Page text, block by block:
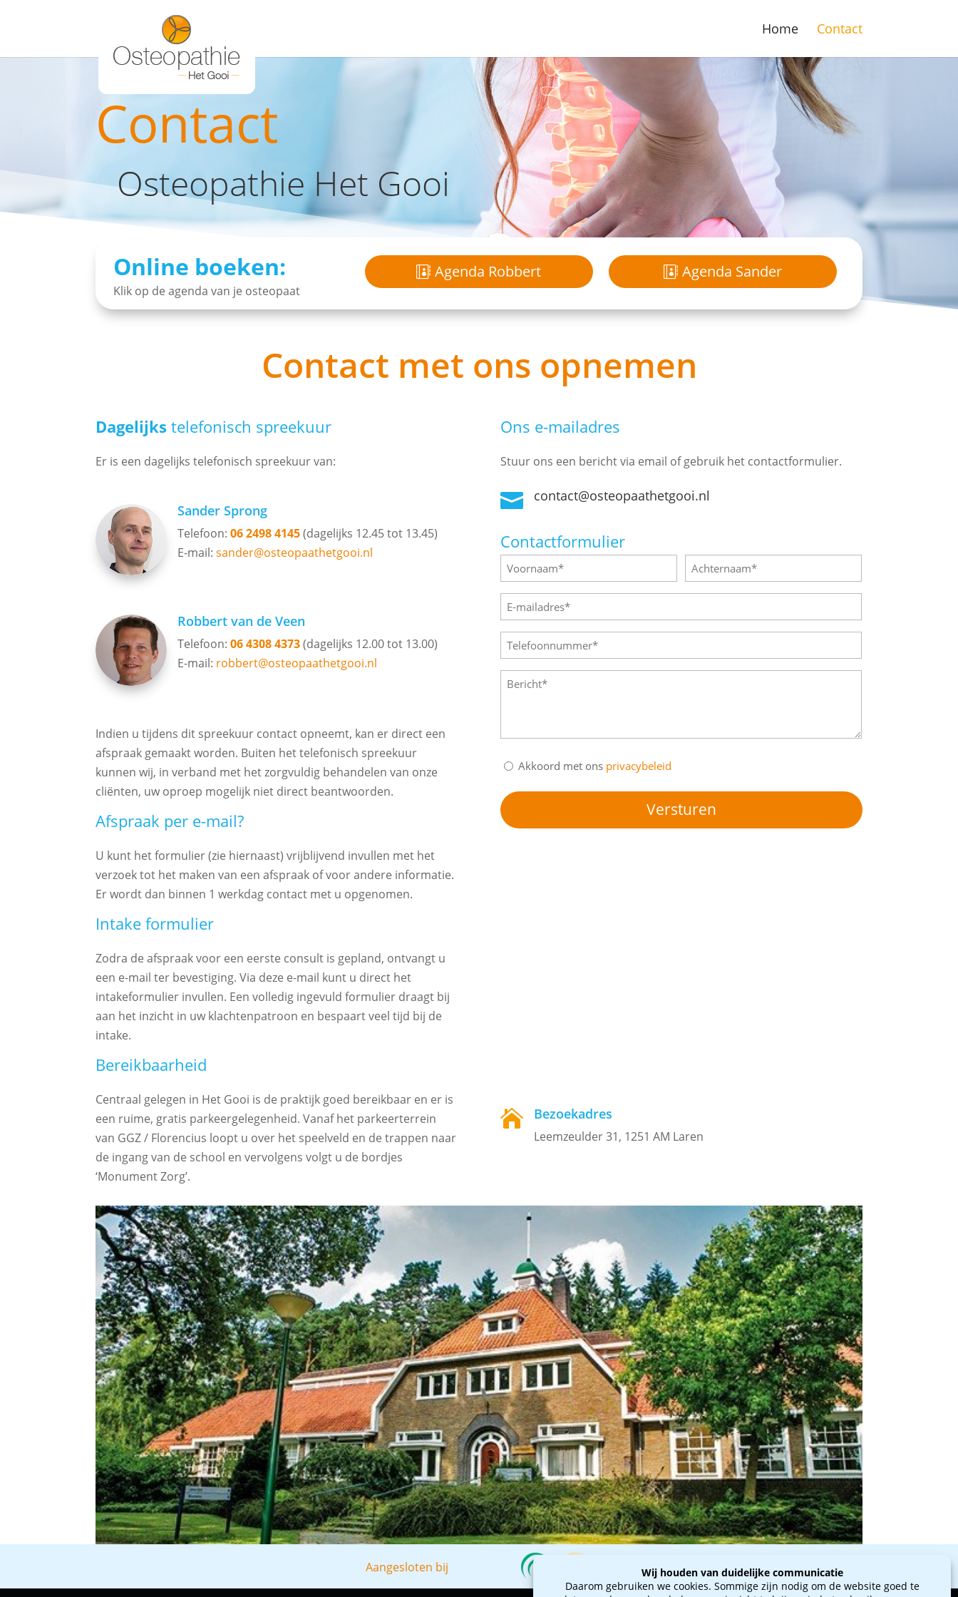
Home Contact
Contact
Osteopathie Het Gooi
Online boeken:
Klik op de agenda van je osteopaat
Agenda Robbert Agenda Sander
Contact met ons opnemen
Dagelijks telefonisch spreekuur
Er is een dagelijks telefonisch spreekuur van:
Sander Sprong
Telefoon:06 2498 4145(dagelijks 12.45 tot 13.45)
E-mail:sander@osteopaathetgooi.nl
Robbert van de Veen
Telefoon:06 4308 4373(dagelijks 12.00 tot 13.00)
E-mail: robbert@osteopaathetgooi.nl
Indien u tijdens dit spreekuur contact opneemt, kan er direct een
afspraak gemaakt worden. Buiten het telefonisch spreekuur
kunnen wij, in verband met het zorgvuldig behandelen van onze
cliënten, uw oproep mogelijk niet direct beantwoorden.
Afspraak per e-mail?
U kunt het formulier (zie hiernaast) vrijblijvend invullen met het
verzoek tot het maken van een afspraak of voor andere informatie.
Er wordt dan binnen 1 werkdag contact met u opgenomen.
Intake formulier
Zodra de afspraak voor een eerste consult is gepland, ontvangt u
een e-mail ter bevestiging. Via deze e-mail kunt u direct het
intakeformulier invullen. Een volledig ingevuld formulier draagt bij
aan het inzicht in uw klachtenpatroon en bespaart veel tijd bij de
intake.
Bereikbaarheid
Centraal gelegen in Het Gooi is de praktijk goed bereikbaar en er is
een ruime, gratis parkeergelegenheid. Vanaf het parkeerterrein
van GGZ / Florencius loopt u over het speelveld en de trappen naar
de ingang van de school en vervolgens volgt u de bordjes
‘Monument Zorg’.
Ons e-mailadres
Stuur ons een bericht via email of gebruik het contactformulier.
 contact@osteopaathetgooi.nl
Contactformulier
Naam
(Vereist)
Voornaam Achternaam
E-
mailadres
(Vereist)
Telefoon
(Vereist)
Bericht
Privacybeleid
Akkoord met ons privacybeleid
Versturen
 Bezoekadres
Leemzeulder 31, 1251 AM Laren
Aangesloten bij